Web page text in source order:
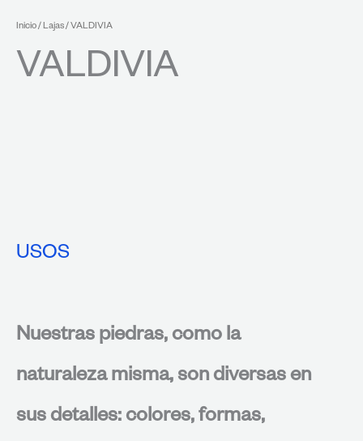
Inicio/ Lajas/ VALDIVIA
VALDIVIA
USOS
Nuestras piedras, como la
naturaleza misma, son diversas en
sus detalles: colores, formas,